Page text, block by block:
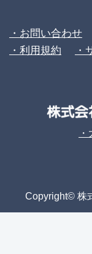
・お問い合わせ
・利用規約
・
Copyright© 株